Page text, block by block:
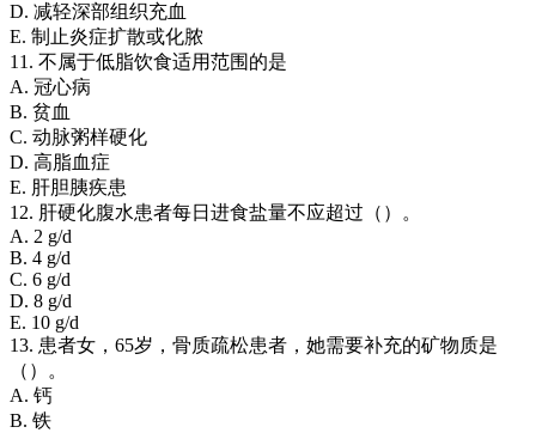
D. 减轻深部组织充血
E. 制止炎症扩散或化脓
11. 不属于低脂饮食适用范围的是
A. 冠心病
B. 贫血
C. 动脉粥样硬化
D. 高脂血症
E. 肝胆胰疾患
12. 肝硬化腹水患者每日进食盐量不应超过（）。
A. 2 g/d
B. 4 g/d
C. 6 g/d
D. 8 g/d
E. 10 g/d
13. 患者女，65岁，骨质疏松患者，她需要补充的矿物质是
（）。
A. 钙
B. 铁